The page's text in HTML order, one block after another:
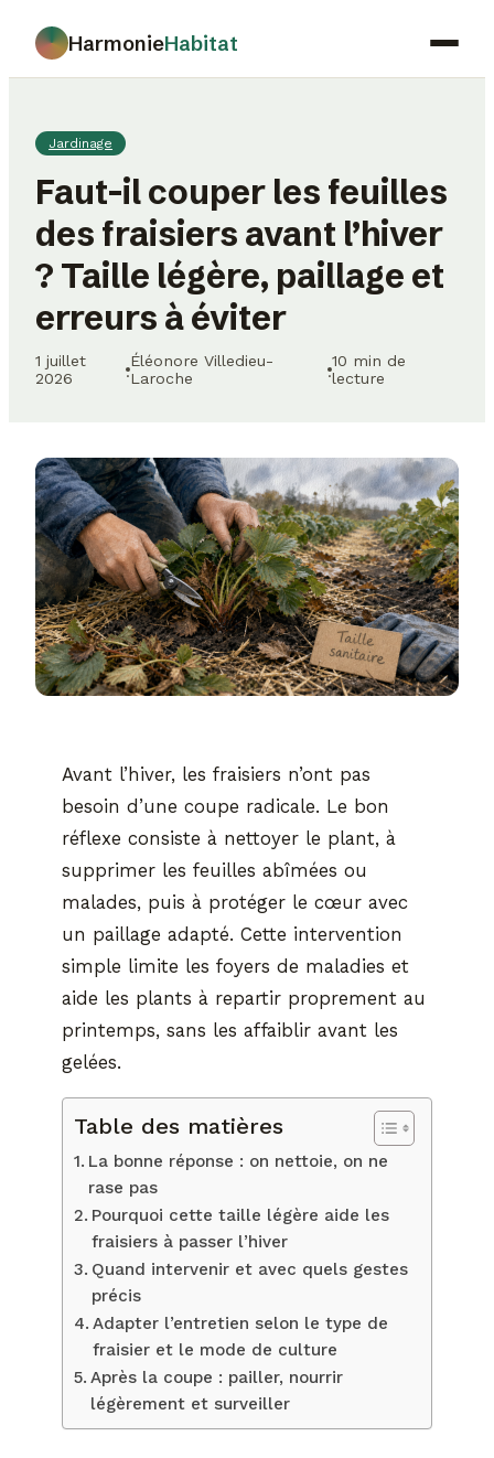
HarmonieHabitat
Déco
Jardinage
Immobilier
Gastronomie
Jardinage
Faut-il couper les feuilles
des fraisiers avant l’hiver
? Taille légère, paillage et
erreurs à éviter
1 juillet
2026
·
Éléonore Villedieu-
Laroche
·
10 min de
lecture
Avant l’hiver, les fraisiers n’ont pas
besoin d’une coupe radicale. Le bon
réflexe consiste à nettoyer le plant, à
supprimer les feuilles abîmées ou
malades, puis à protéger le cœur avec
un paillage adapté. Cette intervention
simple limite les foyers de maladies et
aide les plants à repartir proprement au
printemps, sans les affaiblir avant les
gelées.
Table des matières
La bonne réponse : on nettoie, on ne
rase pas
Pourquoi cette taille légère aide les
fraisiers à passer l’hiver
Quand intervenir et avec quels gestes
précis
Adapter l’entretien selon le type de
fraisier et le mode de culture
Après la coupe : pailler, nourrir
légèrement et surveiller